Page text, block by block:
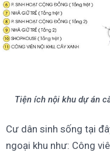
Tiện ích nội khu dự án
Cư dân sinh sống tại
ngoại khu như: Công